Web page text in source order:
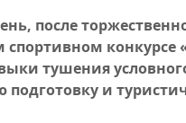
после
конкурсе
тушения
подготовку и